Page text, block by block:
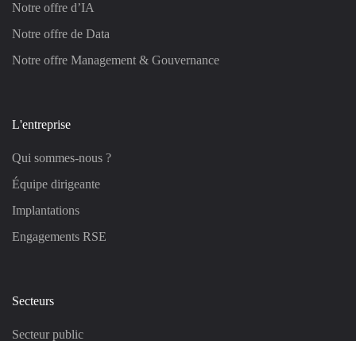
Notre offre d’IA
Notre offre de Data
Notre offre Management & Gouvernance
L'entreprise
Qui sommes-nous ?
Équipe dirigeante
Implantations
Engagements RSE
Secteurs
Secteur public